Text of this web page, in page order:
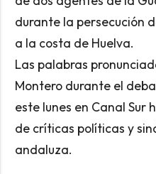
durante la persecución
a la costa de Huelva.
Las palabras
Montero durante el
este lunes en Canal Sur
de críticas políticas y
andaluza.